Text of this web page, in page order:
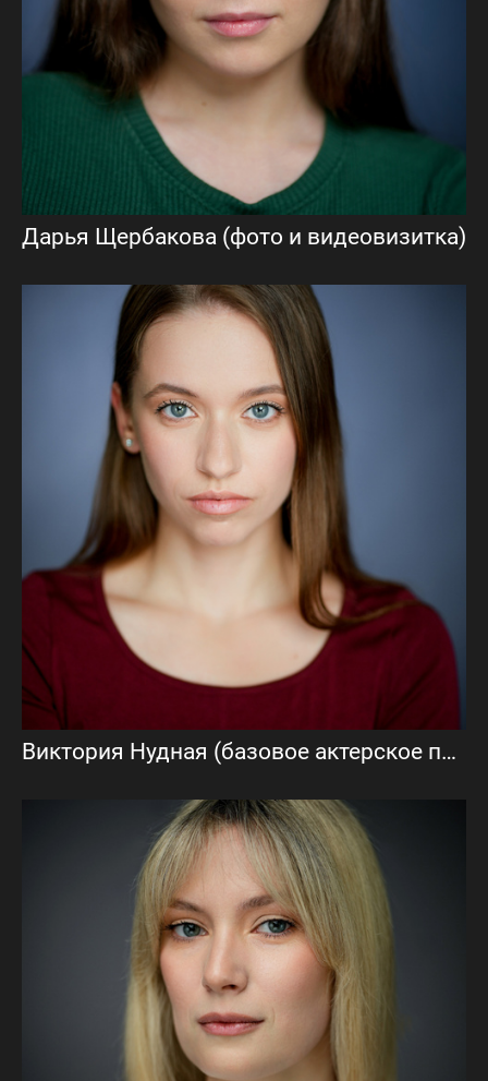
Дарья Щербакова (фото и видеовизитка)
Виктория Нудная (базовое актерское портфолио)